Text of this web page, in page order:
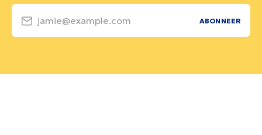
jamie@example.com ABONNEER